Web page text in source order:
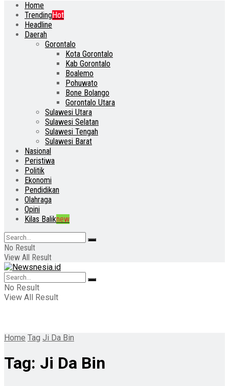
Home
TrendingHot
Headline
Daerah
Gorontalo
Kota Gorontalo
Kab Gorontalo
Boalemo
Pohuwato
Bone Bolango
Gorontalo Utara
Sulawesi Utara
Sulawesi Selatan
Sulawesi Tengah
Sulawesi Barat
Nasional
Peristiwa
Politik
Ekonomi
Pendidikan
Olahraga
Opini
Kilas Baliknew
No Result
View All Result
No Result
View All Result
Home Tag Ji Da Bin
Tag: Ji Da Bin